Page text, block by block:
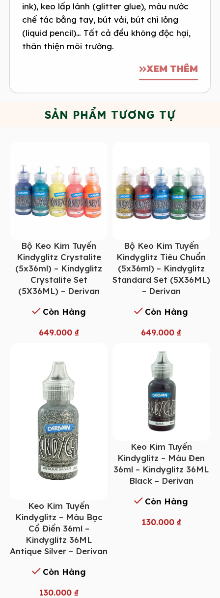
ink), keo lấp lánh (glitter glue), màu nước
chế tác bằng tay, bút vải, bút chì lỏng
(liquid pencil)… Tất cả đều không độc hại,
thân thiện môi trường.
XEM THÊM
SẢN PHẨM TƯƠNG TỰ
Bộ Keo Kim Tuyến
Kindyglitz Crystalite
(5x36ml) – Kindyglitz
Crystalite Set
(5X36ML) – Derivan
Còn Hàng
649.000 ₫
Bộ Keo Kim Tuyến
Kindyglitz Tiêu Chuẩn
(5x36ml) – Kindyglitz
Standard Set (5X36ML)
– Derivan
Còn Hàng
649.000₫
Keo Kim Tuyến
Kindyglitz – Màu Bạc
Cổ Điển 36ml –
Kindyglitz 36ML
Antique Silver – Derivan
Còn Hàng
130.000 ₫
Keo Kim Tuyến
Kindyglitz – Màu Đen
36ml – Kindyglitz 36ML
Black – Derivan
Còn Hàng
130.000 ₫